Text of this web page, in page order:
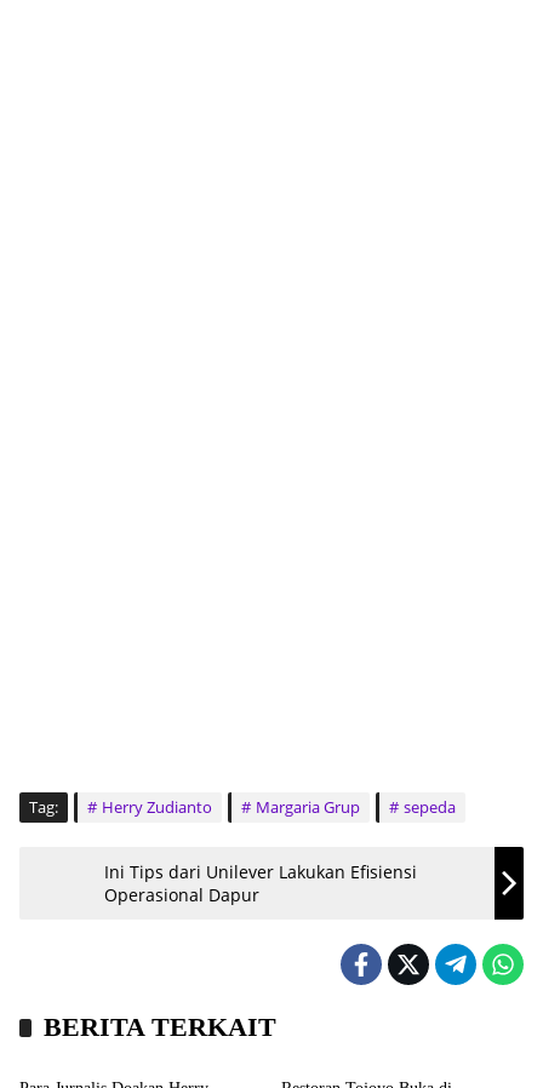
Tag: Herry Zudianto Margaria Grup sepeda
Ini Tips dari Unilever Lakukan Efisiensi
Operasional Dapur
BERITA TERKAIT
Kronika